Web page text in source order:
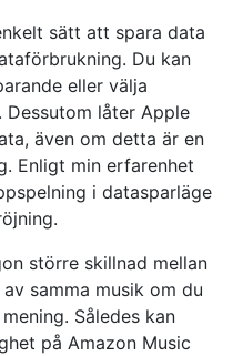
sätt att spara data
Du kan
eller välja
låter Apple
även om detta är en
Enligt min erfarenhet
i datasparläge
större skillnad mellan
samma musik om du
Således kan
på Amazon Music